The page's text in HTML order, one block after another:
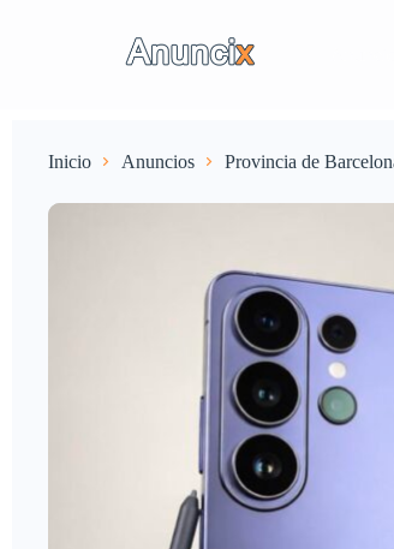
Inicio Anuncios Provincia de